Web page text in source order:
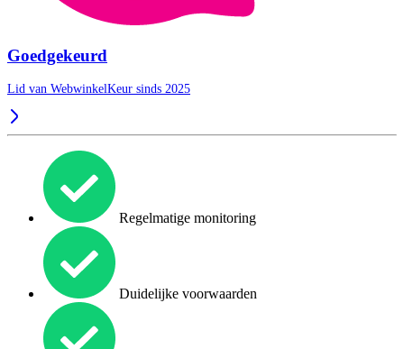
Goedgekeurd
Lid van WebwinkelKeur sinds 2025
Regelmatige monitoring
Duidelijke voorwaarden